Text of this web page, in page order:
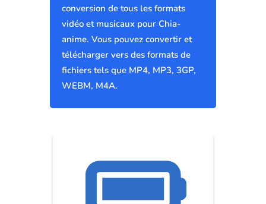
conversion de tous les formats
vidéo et musicaux pour Chia-
anime. Vous pouvez convertir et
télécharger vers des formats de
fichiers tels que MP4, MP3, 3GP,
WEBM, M4A.